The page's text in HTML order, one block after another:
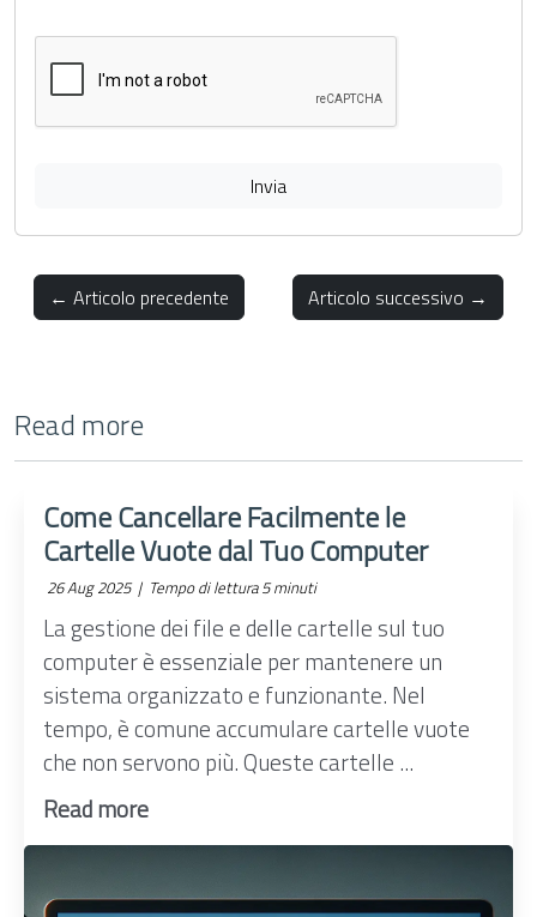
Invia
← Articolo precedente Articolo successivo →
Read more
Come Cancellare Facilmente le
Cartelle Vuote dal Tuo Computer
26 Aug 2025 | Tempo di lettura 5 minuti
La gestione dei file e delle cartelle sul tuo
computer è essenziale per mantenere un
sistema organizzato e funzionante. Nel
tempo, è comune accumulare cartelle vuote
che non servono più. Queste cartelle ...
Read more